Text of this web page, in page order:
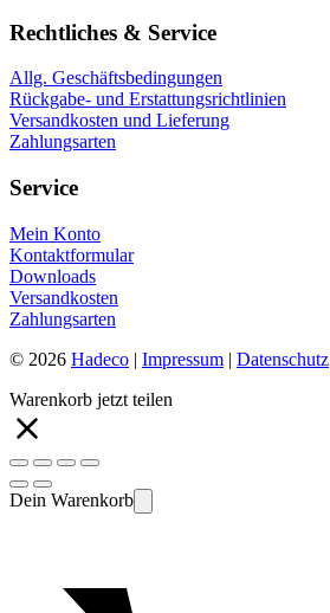
Rechtliches & Service
Allg. Geschäftsbedingungen
Rückgabe- und Erstattungsrichtlinien
Versandkosten und Lieferung
Zahlungsarten
Service
Mein Konto
Kontaktformular
Downloads
Versandkosten
Zahlungsarten
© 2026 Hadeco | Impressum | Datenschutz
Warenkorb jetzt teilen
Dein Warenkorb